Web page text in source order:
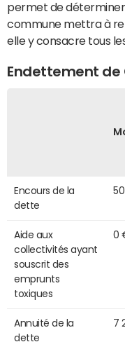
permet de
commune mettra à
elle y consacre tous
Endettement de
Encours de la
dette
Aide aux
collectivités ayant
souscrit des
emprunts
toxiques
0
Annuité de la
dette
7